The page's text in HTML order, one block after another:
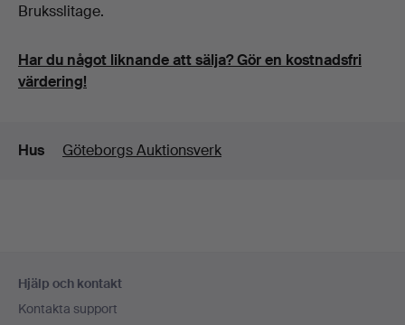
Bruksslitage.
Har du något liknande att sälja? Gör en kostnadsfri
värdering!
Detaljer
Hus Göteborgs Auktionsverk
Hjälp och kontakt
Kontakta support